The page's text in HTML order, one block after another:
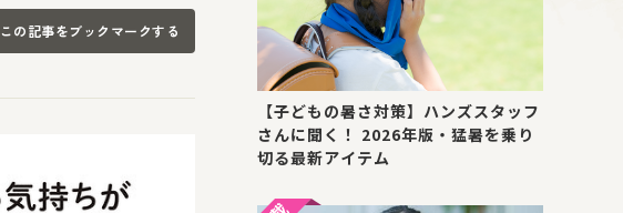
この記事をブックマークする
【子どもの暑さ対策】ハンズスタッフ
さんに聞く！ 2026年版・猛暑を乗り
切る最新アイテム